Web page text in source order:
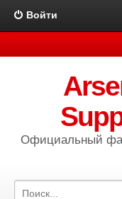
Войти
Официальный